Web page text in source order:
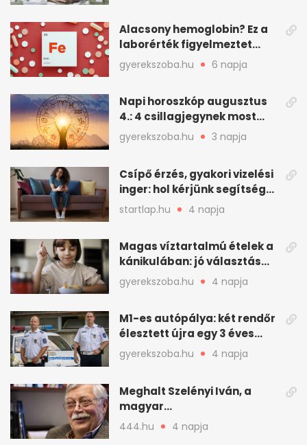
Alacsony hemoglobin? Ez a
laborérték figyelmeztet
vashiányra
gyerekszoba.hu 6 napja
Napi horoszkóp augusztus
4.: 4 csillagjegynek most
minden összejön
gyerekszoba.hu 3 napja
Csípő érzés, gyakori vizelési
inger: hol kérjünk segítséget
felfázás esetén?
startlap.hu 4 napja
Magas víztartalmú ételek a
kánikulában: jó választás
gyerekeknek
gyerekszoba.hu 4 napja
M1-es autópálya: két rendőr
élesztett újra egy 3 éves
kisfiút
gyerekszoba.hu 4 napja
Meghalt Szelényi Iván, a
magyar
társadalomtudomány
meghatározó alakja
444.hu 4 napja